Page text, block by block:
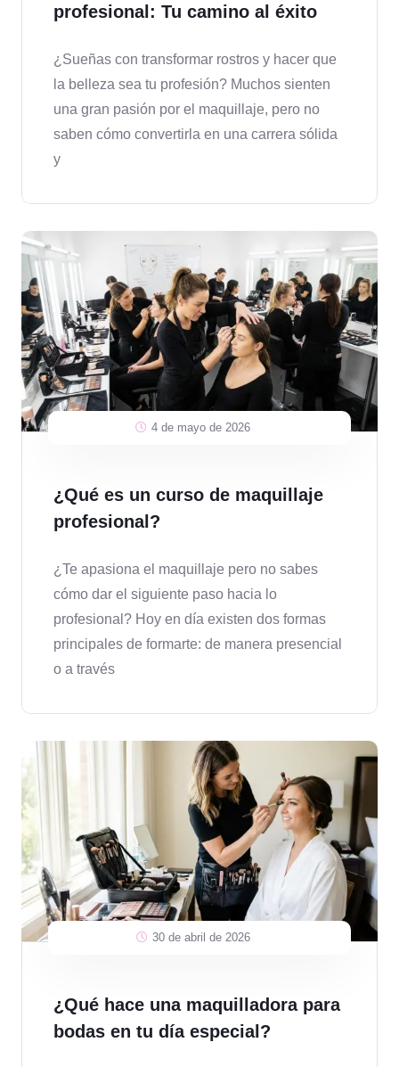
profesional: Tu camino al éxito
¿Sueñas con transformar rostros y hacer que
la belleza sea tu profesión? Muchos sienten
una gran pasión por el maquillaje, pero no
saben cómo convertirla en una carrera sólida
y
4 de mayo de 2026
¿Qué es un curso de maquillaje
profesional?
¿Te apasiona el maquillaje pero no sabes
cómo dar el siguiente paso hacia lo
profesional? Hoy en día existen dos formas
principales de formarte: de manera presencial
o a través
30 de abril de 2026
¿Qué hace una maquilladora para
bodas en tu día especial?